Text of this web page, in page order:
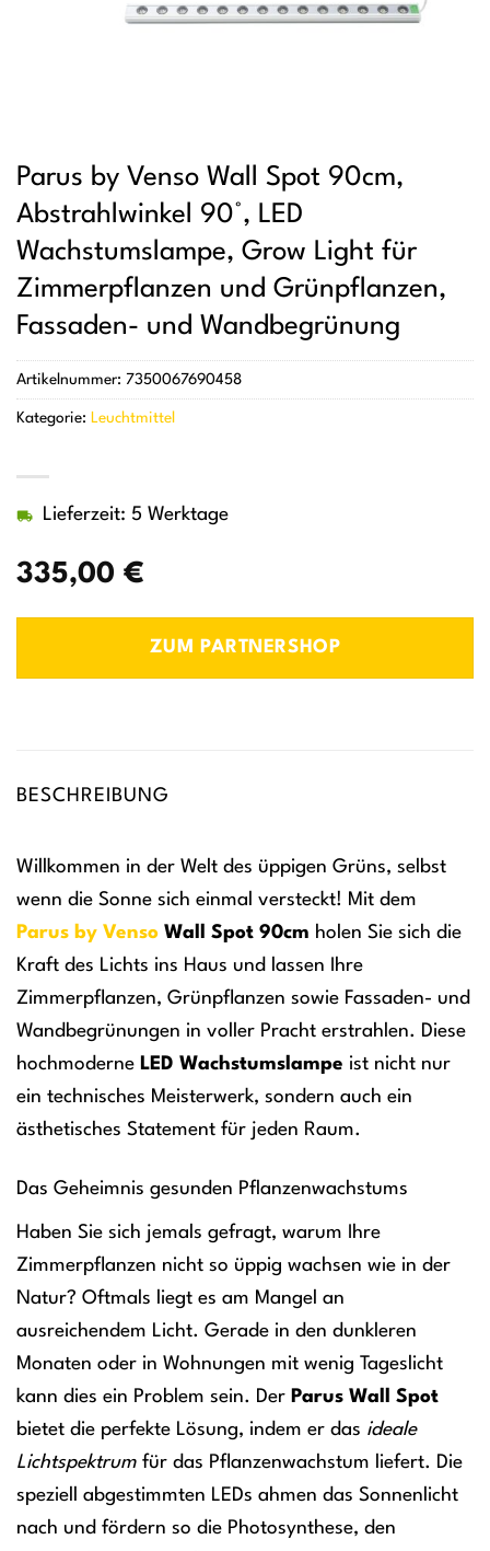
Parus by Venso Wall Spot 90cm,
Abstrahlwinkel 90°, LED
Wachstumslampe, Grow Light für
Zimmerpflanzen und Grünpflanzen,
Fassaden- und Wandbegrünung
335,00 €
Lieferzeit: 5 Werktage
ZUM PARTNERSHOP
Artikelnummer: 7350067690458
Kategorie: Leuchtmittel
BESCHREIBUNG
Willkommen in der Welt des üppigen Grüns, selbst
wenn die Sonne sich einmal versteckt! Mit dem
Parus by Venso Wall Spot 90cm holen Sie sich die
Kraft des Lichts ins Haus und lassen Ihre
Zimmerpflanzen, Grünpflanzen sowie Fassaden- und
Wandbegrünungen in voller Pracht erstrahlen. Diese
hochmoderne LED Wachstumslampe ist nicht nur
ein technisches Meisterwerk, sondern auch ein
ästhetisches Statement für jeden Raum.
Das Geheimnis gesunden Pflanzenwachstums
Haben Sie sich jemals gefragt, warum Ihre
Zimmerpflanzen nicht so üppig wachsen wie in der
Natur? Oftmals liegt es am Mangel an
ausreichendem Licht. Gerade in den dunkleren
Monaten oder in Wohnungen mit wenig Tageslicht
kann dies ein Problem sein. Der Parus Wall Spot
bietet die perfekte Lösung, indem er das ideale
Lichtspektrum für das Pflanzenwachstum liefert. Die
speziell abgestimmten LEDs ahmen das Sonnenlicht
nach und fördern so die Photosynthese, den